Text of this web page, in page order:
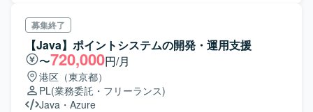
務に従事していただきます。
募集終了
【Java】ポイントシステムの開発・運用支援
〜720,000円/月
港区（東京都）
PL(業務委託・フリーランス)
Java ・ Azure